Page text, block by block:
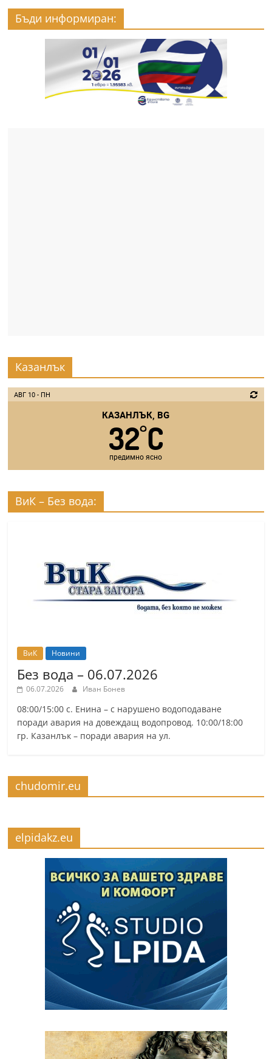
Бъди информиран:
Казанлък
АВГ 10 - ПН
КАЗАНЛЪК, BG
32°C
предимно ясно
ВиК – Без вода:
ВиК Новини
Без вода – 06.07.2026
06.07.2026 Иван Бонев
08:00/15:00 с. Енина – с нарушено водоподаване
поради авария на довеждащ водопровод. 10:00/18:00
гр. Казанлък – поради авария на ул.
chudomir.eu
elpidakz.eu